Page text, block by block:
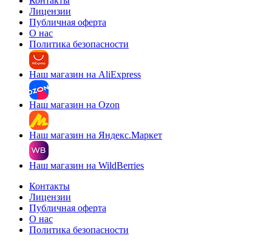
Лицензии
Публичная оферта
О нас
Политика безопасности
Наш магазин на AliExpress
Наш магазин на Ozon
Наш магазин на Яндекс.Маркет
Наш магазин на WildBerries
Контакты
Лицензии
Публичная оферта
О нас
Политика безопасности